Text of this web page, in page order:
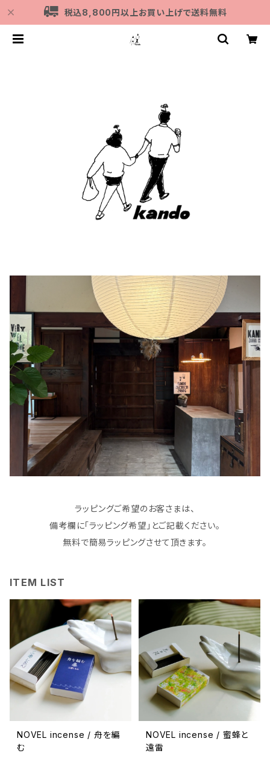
税込8,800円以上お買い上げで送料無料
ラッピングご希望のお客さまは、
備考欄に「ラッピング希望」とご記載ください。
無料で簡易ラッピングさせて頂きます。
ITEM LIST
NOVEL incense / 舟を編
む
NOVEL incense / 蜜蜂と
遠雷